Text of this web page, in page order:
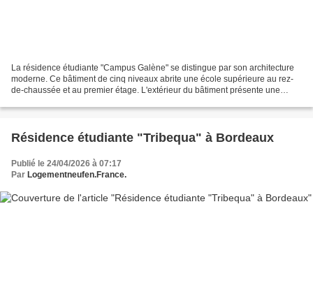
La résidence étudiante "Campus Galène" se distingue par son architecture
moderne. Ce bâtiment de cinq niveaux abrite une école supérieure au rez-
de-chaussée et au premier étage. L'extérieur du bâtiment présente une
Résidence étudiante "Tribequa" à Bordeaux
Publié le 24/04/2026 à 07:17
Par Logementneufen.France.